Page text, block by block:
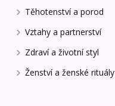
Těhotenství a porod
Vztahy a partnerství
Zdraví a životní styl
Ženství a ženské rituály